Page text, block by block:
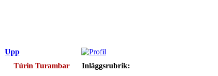
Upp
Túrin Turambar
Inläggsrubrik: